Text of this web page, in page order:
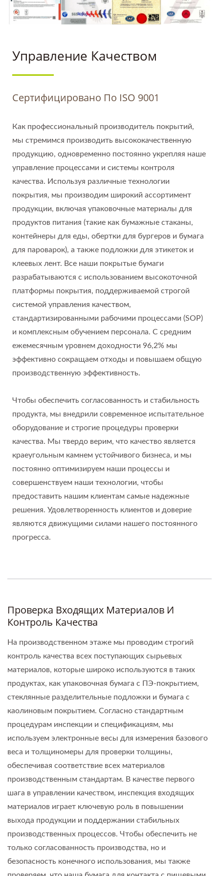
ГЛОБАЛЬНЫХ
ОТРАСЛЕЙ
Управление Качеством
Сертифицировано По ISO 9001
Как профессиональный производитель покрытий,
мы стремимся производить высококачественную
продукцию, одновременно постоянно укрепляя наше
управление процессами и системы контроля
качества. Используя различные технологии
покрытия, мы производим широкий ассортимент
продукции, включая упаковочные материалы для
продуктов питания (такие как бумажные стаканы,
контейнеры для еды, обертки для бургеров и бумага
для пароварок), а также подложки для этикеток и
клеевых лент. Все наши покрытые бумаги
разрабатываются с использованием высокоточной
платформы покрытия, поддерживаемой строгой
системой управления качеством,
стандартизированными рабочими процессами (SOP)
и комплексным обучением персонала. С средним
ежемесячным уровнем доходности 96,2% мы
эффективно сокращаем отходы и повышаем общую
производственную эффективность.
Чтобы обеспечить согласованность и стабильность
продукта, мы внедрили современное испытательное
оборудование и строгие процедуры проверки
качества. Мы твердо верим, что качество является
краеугольным камнем устойчивого бизнеса, и мы
постоянно оптимизируем наши процессы и
совершенствуем наши технологии, чтобы
предоставить нашим клиентам самые надежные
решения. Удовлетворенность клиентов и доверие
являются движущими силами нашего постоянного
прогресса.
Проверка Входящих Материалов И
Контроль Качества
На производственном этаже мы проводим строгий
контроль качества всех поступающих сырьевых
материалов, которые широко используются в таких
продуктах, как упаковочная бумага с ПЭ-покрытием,
стеклянные разделительные подложки и бумага с
каолиновым покрытием. Согласно стандартным
процедурам инспекции и спецификациям, мы
используем электронные весы для измерения базового
веса и толщиномеры для проверки толщины,
обеспечивая соответствие всех материалов
производственным стандартам. В качестве первого
шага в управлении качеством, инспекция входящих
материалов играет ключевую роль в повышении
выхода продукции и поддержании стабильных
производственных процессов. Чтобы обеспечить не
только согласованность производства, но и
безопасность конечного использования, мы также